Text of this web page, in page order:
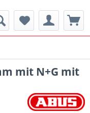
mit N+G mit